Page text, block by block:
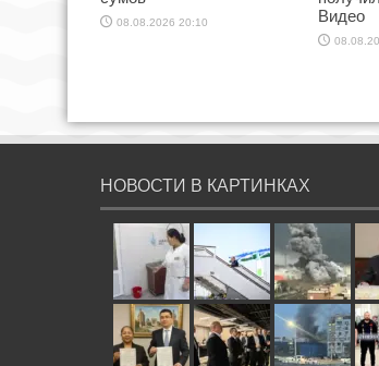
08.08.2026 20:10
Видео
НОВОСТИ В КАРТИНКАХ